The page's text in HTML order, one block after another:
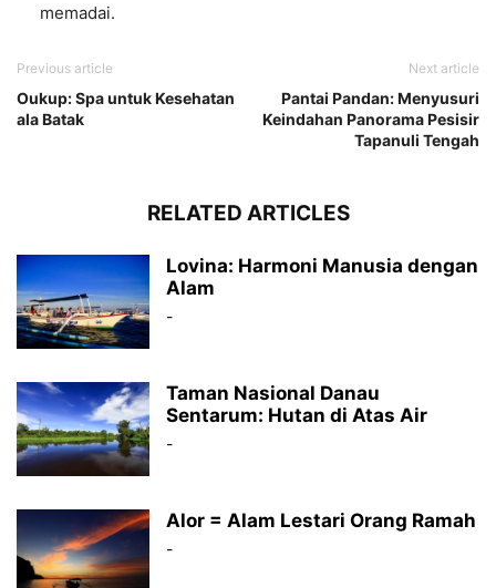
memadai.
Previous article
Oukup: Spa untuk Kesehatan
ala Batak
Next article
Pantai Pandan: Menyusuri
Keindahan Panorama Pesisir
Tapanuli Tengah
RELATED ARTICLES
Lovina: Harmoni Manusia dengan
Alam
-
Taman Nasional Danau
Sentarum: Hutan di Atas Air
-
Alor = Alam Lestari Orang Ramah
-